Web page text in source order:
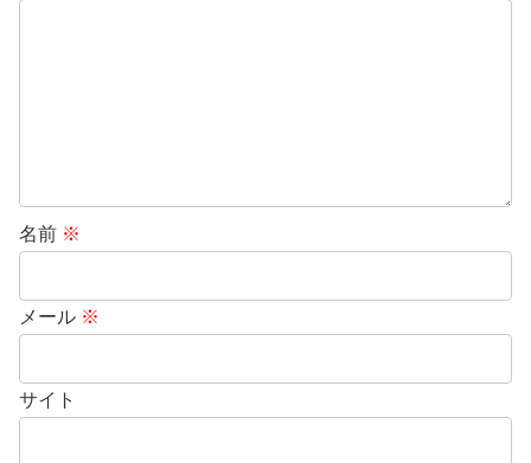
名前 ※
メール ※
サイト